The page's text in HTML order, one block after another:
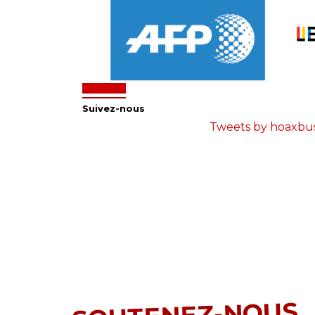
Suivez-nous
Tweets by